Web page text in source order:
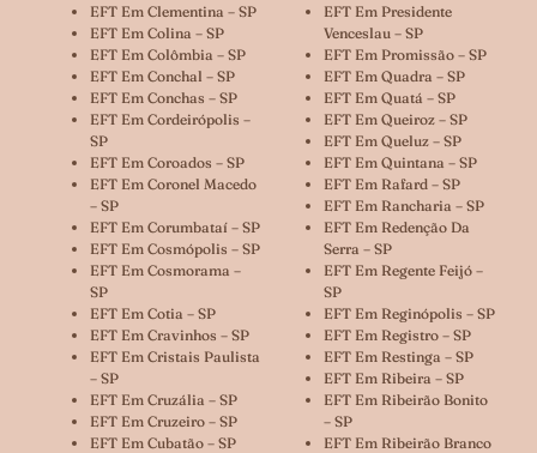
EFT Em Clementina – SP
EFT Em Colina – SP
EFT Em Colômbia – SP
EFT Em Conchal – SP
EFT Em Conchas – SP
EFT Em Cordeirópolis –
SP
EFT Em Coroados – SP
EFT Em Coronel Macedo
– SP
EFT Em Corumbataí – SP
EFT Em Cosmópolis – SP
EFT Em Cosmorama –
SP
EFT Em Cotia – SP
EFT Em Cravinhos – SP
EFT Em Cristais Paulista
– SP
EFT Em Cruzália – SP
EFT Em Cruzeiro – SP
EFT Em Cubatão – SP
EFT Em Presidente
Venceslau – SP
EFT Em Promissão – SP
EFT Em Quadra – SP
EFT Em Quatá – SP
EFT Em Queiroz – SP
EFT Em Queluz – SP
EFT Em Quintana – SP
EFT Em Rafard – SP
EFT Em Rancharia – SP
EFT Em Redenção Da
Serra – SP
EFT Em Regente Feijó –
SP
EFT Em Reginópolis – SP
EFT Em Registro – SP
EFT Em Restinga – SP
EFT Em Ribeira – SP
EFT Em Ribeirão Bonito
– SP
EFT Em Ribeirão Branco